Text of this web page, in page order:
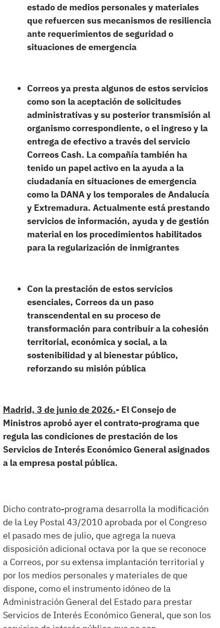
estado de medios personales y materiales
que refuercen sus mecanismos de resiliencia
ante requerimientos de seguridad o
situaciones de emergencia
Correos ya presta algunos de estos servicios
como son la aceptación de solicitudes
administrativas y su posterior transmisión al
organismo correspondiente, o el ingreso y la
entrega de efectivo a través del servicio
Correos Cash. La compañía también ha
tenido un papel activo en la ayuda a la
ciudadanía en situaciones de emergencia
como la DANA y los temporales de Andalucía
y Extremadura. Actualmente está prestando
servicios de información, ayuda y de gestión
material en los procedimientos habilitados
para la regularización de inmigrantes
Con la prestación de estos servicios
esenciales, Correos da un paso
transcendental en su proceso de
transformación para contribuir a la cohesión
territorial, económica y social, a la
sostenibilidad y al bienestar público,
reforzando su misión pública
Madrid, 3 de junio de 2026.- El Consejo de
Ministros aprobó ayer el contrato-programa que
regula las condiciones de prestación de los
Servicios de Interés Económico General asignados
a la empresa postal pública.
Dicho contrato-programa desarrolla la modificación
de la Ley Postal 43/2010 aprobada por el Congreso
el pasado mes de julio, que agrega la nueva
disposición adicional octava por la que se reconoce
a Correos, por su extensa implantación territorial y
por los medios personales y materiales de que
dispone, como el instrumento idóneo de la
Administración General del Estado para prestar
Servicios de Interés Económico General, que son los